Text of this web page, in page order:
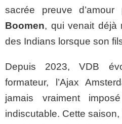
sacrée preuve d’amour
Boomen, qui venait déjà
des Indians lorsque son
Depuis 2023, VDB
formateur, l’Ajax
jamais vraiment
indiscutable. Cette